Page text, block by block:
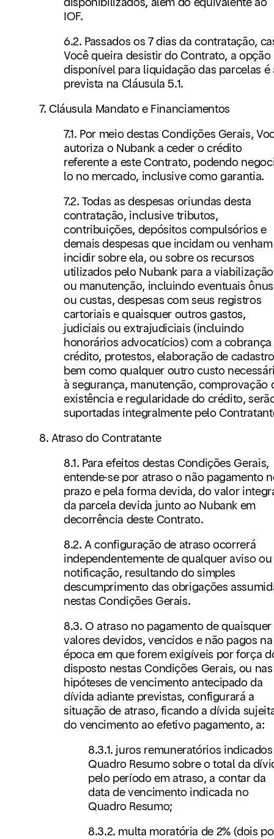
disponibilizados, além do equivalente ao
IOF.
6.2. Passados os 7 dias da contratação,
Você queira desistir do Contrato, a opção
disponível para liquidação das parcelas é
prevista na Cláusula 5.1.
7. Cláusula Mandato e Financiamentos
7.1. Por meio destas Condições Gerais,
autoriza o Nubank a ceder o crédito
referente a este Contrato, podendo
lo no mercado, inclusive como garantia.
7.2. Todas as despesas oriundas desta
contratação, inclusive tributos,
contribuições, depósitos compulsórios e
demais despesas que incidam ou venham
incidir sobre ela, ou sobre os recursos
utilizados pelo Nubank para a viabilização
ou manutenção, incluindo eventuais ônus
ou custas, despesas com seus registros
cartoriais e quaisquer outros gastos,
judiciais ou extrajudiciais (incluindo
honorários advocatícios) com a cobrança
crédito, protestos, elaboração de
bem como qualquer outro custo
à segurança, manutenção, comprovação
existência e regularidade do crédito,
suportadas integralmente pelo
8. Atraso do Contratante
8.1. Para efeitos destas Condições Gerais,
entende-se por atraso o não pagamento
prazo e pela forma devida, do valor
da parcela devida junto ao Nubank em
decorrência deste Contrato.
8.2. A configuração de atraso ocorrerá
independentemente de qualquer aviso ou
notificação, resultando do simples
descumprimento das obrigações
nestas Condições Gerais.
8.3. O atraso no pagamento de quaisquer
valores devidos, vencidos e não pagos na
época em que forem exigíveis por força
disposto nestas Condições Gerais, ou nas
hipóteses de vencimento antecipado da
dívida adiante previstas, configurará a
situação de atraso, ficando a dívida
do vencimento ao efetivo pagamento, a:
8.3.1. juros remuneratórios
Quadro Resumo sobre o total da
pelo período em atraso, a contar da
data de vencimento indicada no
Quadro Resumo;
8.3.2. multa moratória de 2% (dois